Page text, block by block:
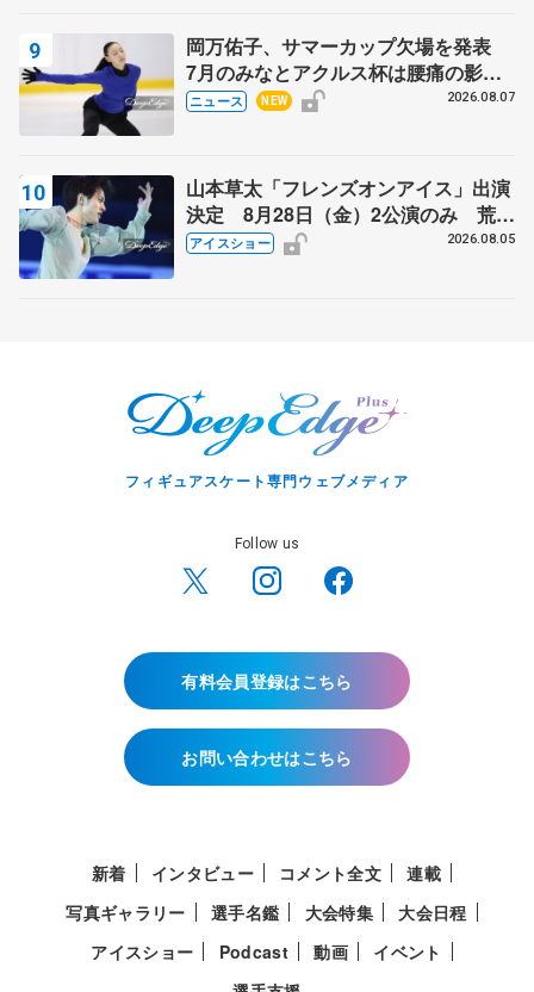
岡万佑子、サマーカップ欠場を発表
7月のみなとアクルス杯は腰痛の影響
で
ニュース NEW 2026.08.07
山本草太「フレンズオンアイス」出演
決定 8月28日（金）2公演のみ 荒川
静香さんプロデュース、20周年のアイ
アイスショー 2026.08.05
フィギュアスケート専門ウェブメディア
Follow us
有料会員登録はこちら
お問い合わせはこちら
新着 インタビュー コメント全文
連載
写真ギャラリー
選手名鑑 大会特集
大会日程
アイスショー
Podcast 動画
イベント